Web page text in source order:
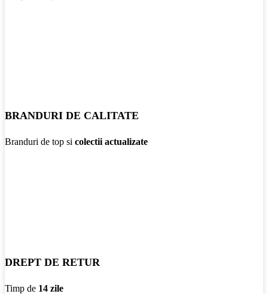
BRANDURI DE CALITATE
Branduri de top si colectii actualizate
DREPT DE RETUR
Timp de 14 zile